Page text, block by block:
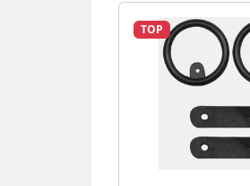
TOP